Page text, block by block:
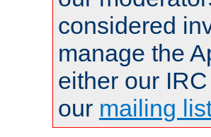
considered
manage the
either our
our mailing